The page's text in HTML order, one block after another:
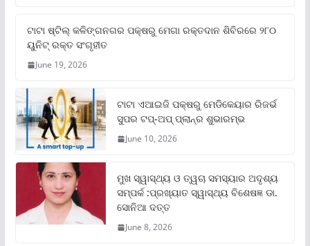
ଟାଟା ଷ୍ଟିଲ୍‌ କଳିଙ୍ଗନଗର ପକ୍ଷରୁ ମେଗା ରକ୍ତଦାନ ଶିବିରରେ ୨୮୦
ୟୁନିଟ୍‌ ରକ୍ତ ସଂଗୃହୀତ
June 19, 2026
ଟାଟା ଏଆଇଜି ପକ୍ଷରୁ ମେଡିକେୟାର ରିଜର୍ଭ
ସୁପର ଟପ୍‌-ଅପ୍ ପ୍ଲାନ୍‌ର ଶୁଭାରମ୍ଭ
June 10, 2026
ମୁଖ ସ୍ୱାସ୍ଥ୍ୟ ଓ ତ୍ୱଚା ସମସ୍ୟାର ଅଦୃଶ୍ୟ
ସମ୍ପର୍କ :ପ୍ରଖ୍ୟାତ ସ୍ୱାସ୍ଥ୍ୟ ବିଶେଷଜ୍ଞ ଡା.
ସୋନିଆ ଦତ୍ତ
June 8, 2026